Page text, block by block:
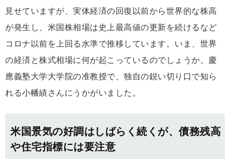
見せていますが、実体経済の回復以前から世界的な株高
が発生し、米国株相場は史上最高値の更新を続けるなど
コロナ以前を上回る水準で推移しています。いま、世界
の経済と株式相場に何が起こっているのでしょうか。慶
應義塾大学大学院の准教授で、独自の鋭い切り口で知ら
れる小幡績さんにうかがいました。
米国景気の好調はしばらく続くが、債務残高
や住宅指標には要注意